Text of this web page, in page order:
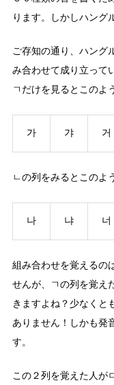
ります。しかしハング
ご存知の通り、ハング
み合わせて成り立って
ㄱだけを見るとこのよ
가 갸 거
ㄴの列をみるとこのよ
나 냐 너
組み合わせを覚えるの
せんが、ㄱの列を覚え
きますよね？少なくと
ありません！しかも発
す。
この２列を覚えた人が